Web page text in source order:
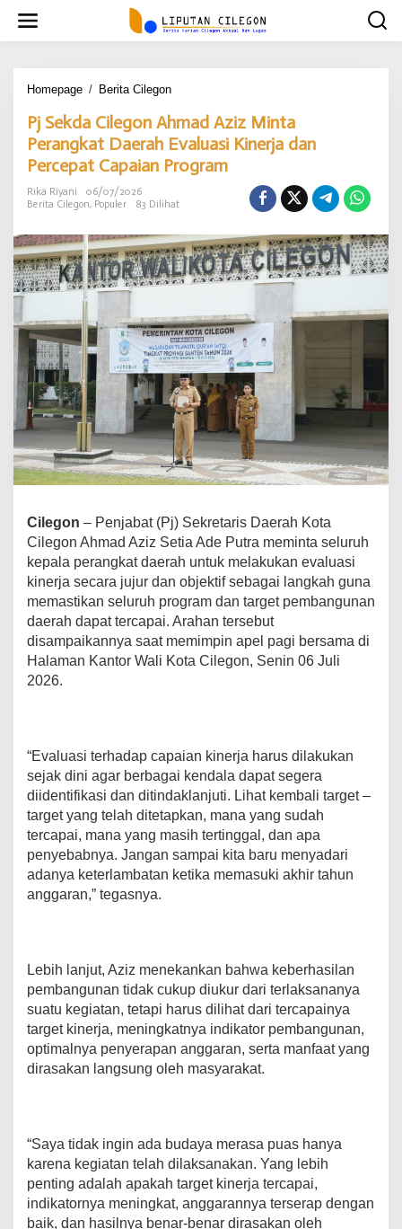
w
Homepage / Berita Cilegon
S
e
k
d
C
l
e
g
o
A
h
m
a
d
A
z
i
z
M
i
a
P
e
a
n
g
k
a
a
E
v
a
l
u
a
s
e
r
j
a
d
a
n
P
e
p
a
t
C
a
Pj Sekda Cilegon Ahmad Aziz Minta
Perangkat Daerah Evaluasi Kinerja dan
Percepat Capaian Program
Rika Riyani
06/07/2026
Berita Cilegon, Populer 83 Dilihat
Cilegon – Penjabat (Pj) Sekretaris Daerah Kota
Cilegon Ahmad Aziz Setia Ade Putra meminta seluruh
kepala perangkat daerah untuk melakukan evaluasi
kinerja secara jujur dan objektif sebagai langkah guna
memastikan seluruh program dan target pembangunan
daerah dapat tercapai. Arahan tersebut
disampaikannya saat memimpin apel pagi bersama di
Halaman Kantor Wali Kota Cilegon, Senin 06 Juli
2026.
“Evaluasi terhadap capaian kinerja harus dilakukan
sejak dini agar berbagai kendala dapat segera
diidentifikasi dan ditindaklanjuti. Lihat kembali target –
target yang telah ditetapkan, mana yang sudah
tercapai, mana yang masih tertinggal, dan apa
penyebabnya. Jangan sampai kita baru menyadari
adanya keterlambatan ketika memasuki akhir tahun
anggaran,” tegasnya.
Lebih lanjut, Aziz menekankan bahwa keberhasilan
pembangunan tidak cukup diukur dari terlaksananya
suatu kegiatan, tetapi harus dilihat dari tercapainya
target kinerja, meningkatnya indikator pembangunan,
optimalnya penyerapan anggaran, serta manfaat yang
dirasakan langsung oleh masyarakat.
“Saya tidak ingin ada budaya merasa puas hanya
karena kegiatan telah dilaksanakan. Yang lebih
penting adalah apakah target kinerja tercapai,
indikatornya meningkat, anggarannya terserap dengan
baik, dan hasilnya benar-benar dirasakan oleh